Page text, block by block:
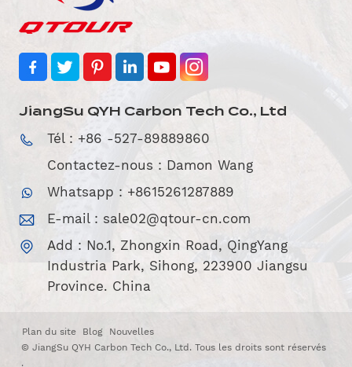
JiangSu QYH Carbon Tech Co., Ltd
Tél : +86 -527-89889860
Contactez-nous : Damon Wang
Whatsapp : +8615261287889
E-mail : sale02@qtour-cn.com
Add : No.1, Zhongxin Road, QingYang
Industria Park, Sihong, 223900 Jiangsu
Province. China
Plan du site Blog
Nouvelles
© JiangSu QYH Carbon Tech Co., Ltd. Tous les droits sont réservés
.